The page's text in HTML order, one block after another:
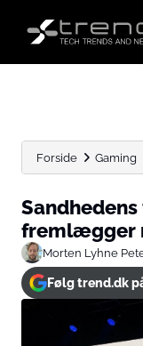
Forside Gaming
Sandhedens
fremlægger
Morten Lyhne
Følg trend.dk